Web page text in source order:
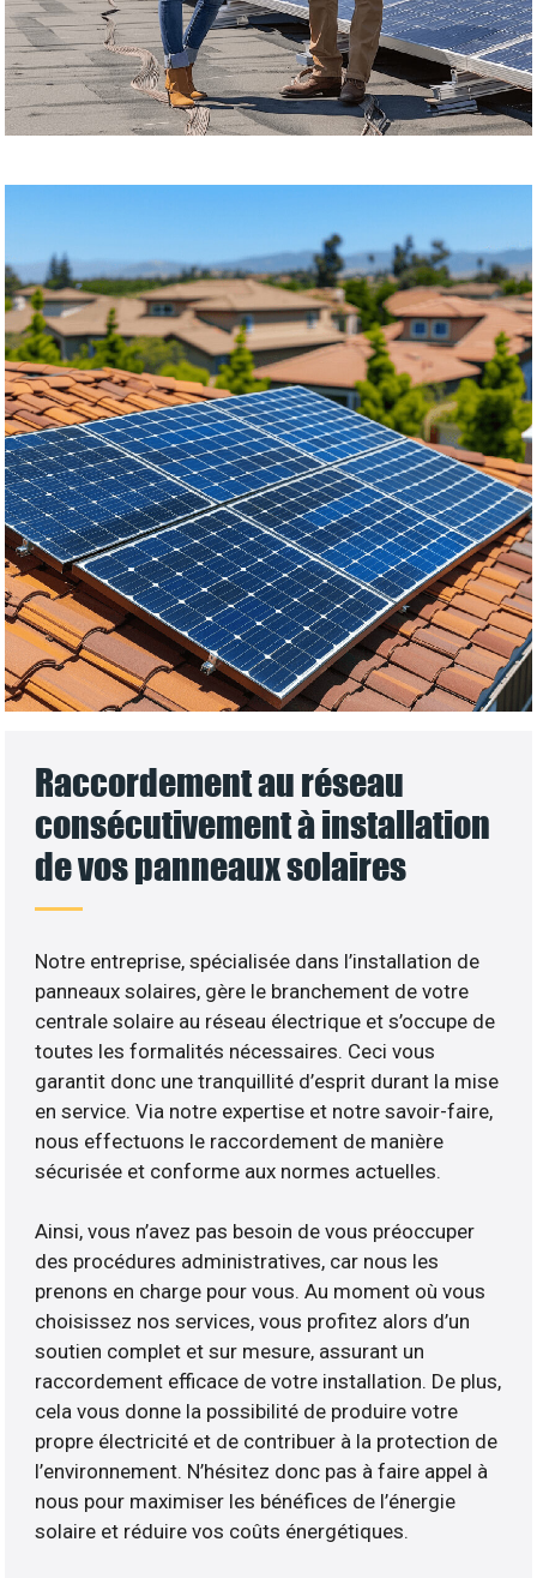
Raccordement au réseau
consécutivement à installation
de vos panneaux solaires
Notre entreprise, spécialisée dans l’installation de
panneaux solaires, gère le branchement de votre
centrale solaire au réseau électrique et s’occupe de
toutes les formalités nécessaires. Ceci vous
garantit donc une tranquillité d’esprit durant la mise
en service. Via notre expertise et notre savoir-faire,
nous effectuons le raccordement de manière
sécurisée et conforme aux normes actuelles.
Ainsi, vous n’avez pas besoin de vous préoccuper
des procédures administratives, car nous les
prenons en charge pour vous. Au moment où vous
choisissez nos services, vous profitez alors d’un
soutien complet et sur mesure, assurant un
raccordement efficace de votre installation. De plus,
cela vous donne la possibilité de produire votre
propre électricité et de contribuer à la protection de
l’environnement. N’hésitez donc pas à faire appel à
nous pour maximiser les bénéfices de l’énergie
solaire et réduire vos coûts énergétiques.